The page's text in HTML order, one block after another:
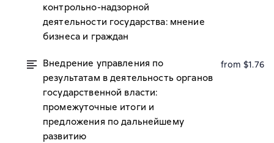
контрольно-надзорной
деятельности государства: мнение
бизнеса и граждан
Внедрение управления по
результатам в деятельность органов
государственной власти:
промежуточные итоги и
предложения по дальнейшему
развитию
from $1.76